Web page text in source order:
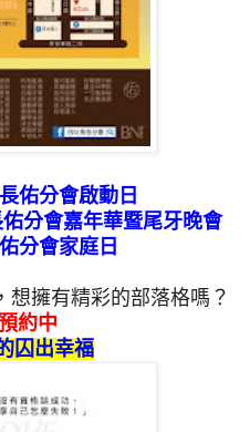
佑分會啟動日
分會嘉年華暨尾牙晚會
分會家庭日
想擁有精彩的部落格嗎？
約中
囚出幸福